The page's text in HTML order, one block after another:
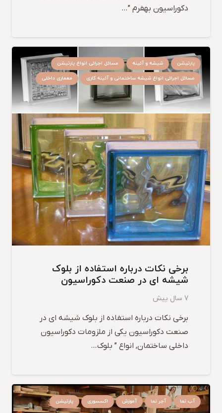
دکوراسیون بهفرم ”…
پارتیشن شیشه و آئینه
مسائل اجرائی انواع پارتیشن
مسائل اجرائی انواع شیشه ساختمانی و آئینه کاری
معماری داخلی
برخی نکات درباره استفاده از بلوک
شیشه ای در صنعت دکوراسیون
7 سال پیش
برخی نکات درباره استفاده از بلوک شیشه ای در
صنعت دکوراسیون یکی از ملزومات دکوراسیون
داخلی ساختمان, انواع ” بلوک…
آب نما آجر نما آموزش اکسسوری پارتیشن